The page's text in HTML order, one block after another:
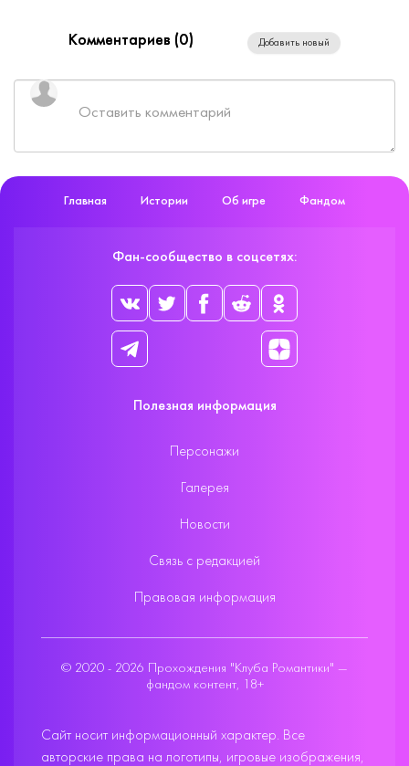
Комментариев (0) Добавить новый
Главная Истории Об игре Фандом
Фан-сообщество в соцсетях:
Полезная информация
Персонажи
Галерея
Новости
Связь с редакцией
Правовая информация
© 2020 - 2026 Прохождения "Клуба Романтики" —
фандом контент, 18+
Сайт носит информационный характер. Все
авторские права на логотипы, игровые изображения,